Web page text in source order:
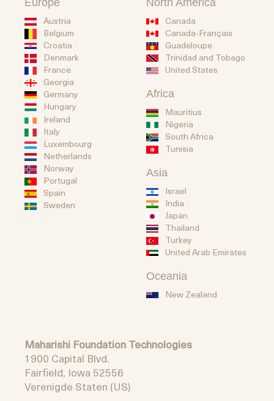
Austria
Belgium
Croatia
Denmark
France
Georgia
Germany
Hungary
Ireland
Italy
Luxembourg
Netherlands
Norway
Portugal
Spain
Sweden
Canada
Canada-Français
Guadeloupe
Trinidad and Tobago
United States
Africa
Mauritius
Nigeria
South Africa
Tunisia
Asia
Israel
India
Japan
Thailand
Turkey
United Arab Emirates
Oceania
New Zealand
Maharishi Foundation Technologies
1900 Capital Blvd.
Fairfield, Iowa 52556
Verenigde Staten (US)